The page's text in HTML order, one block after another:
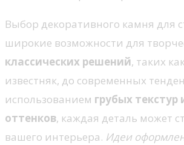
Выбор декоративного камня для
широкие возможности для
классических решений, таких
известняк, до современных
использованием грубых текстур
оттенков, каждая деталь может
вашего интерьера. Идеи